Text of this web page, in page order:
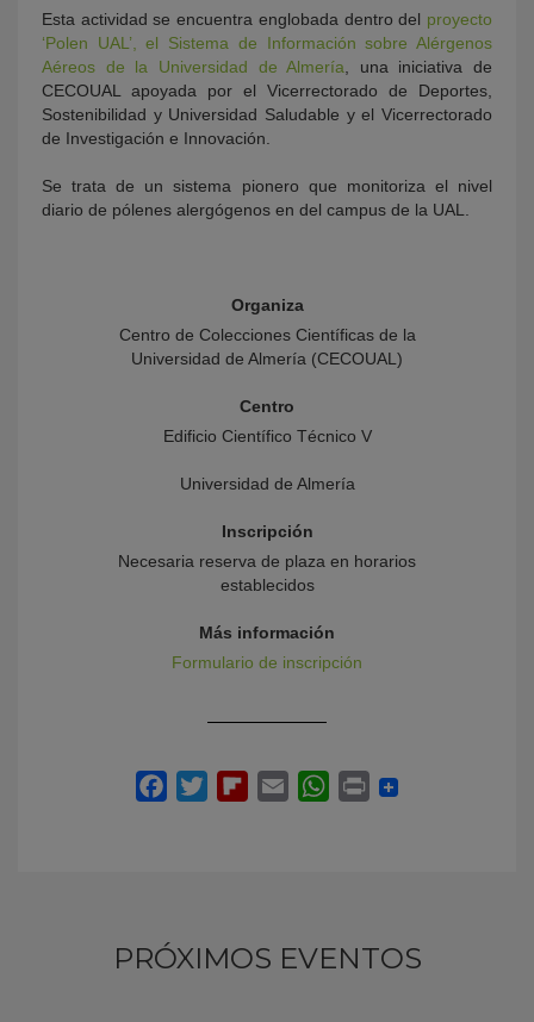
Esta actividad se encuentra englobada dentro del proyecto
‘Polen UAL’, el Sistema de Información sobre Alérgenos
Aéreos de la Universidad de Almería , una iniciativa de
CECOUAL apoyada por el Vicerrectorado de Deportes,
Sostenibilidad y Universidad Saludable y el Vicerrectorado
de Investigación e Innovación.
Se trata de un sistema pionero que monitoriza el nivel
diario de pólenes alergógenos en del campus de la UAL.
Organiza
Centro de Colecciones Científicas de la
Universidad de Almería (CECOUAL)
Centro
Edificio Científico Técnico V
Universidad de Almería
Inscripción
Necesaria reserva de plaza en horarios
establecidos
Más información
Formulario de inscripción
PRÓXIMOS EVENTOS